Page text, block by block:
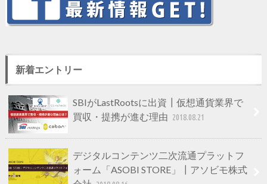
新着エントリー
SBIがLastRootsに出資┃仮想通貨業界で
買収・提携が進む理由 2018.08.21
デジタルコンテンツ二次流通プラットフ
ォーム「ASOBI STORE」┃アソビモ株式